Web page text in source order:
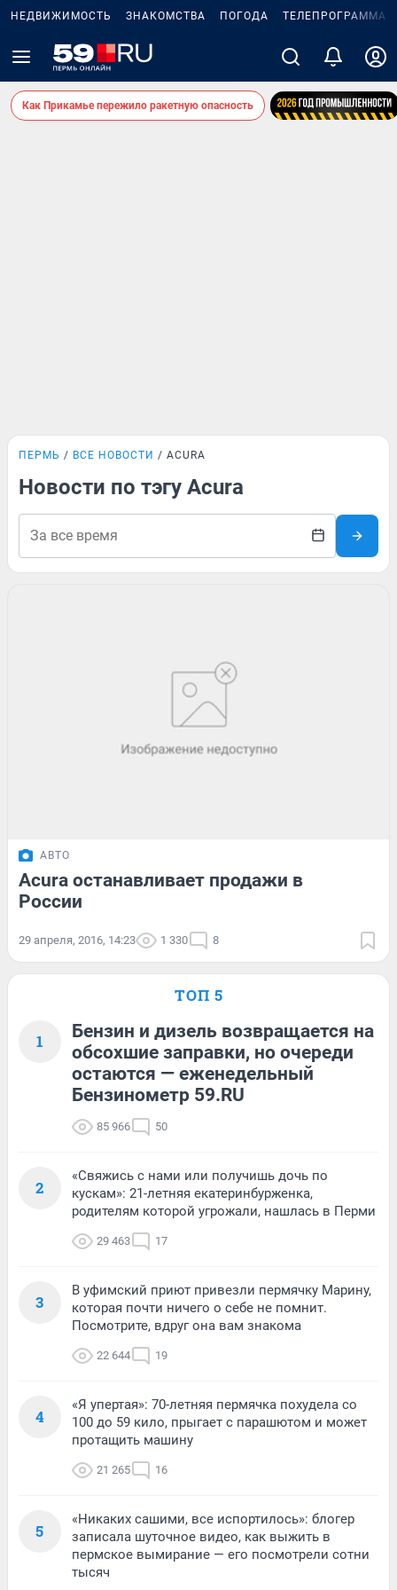
НЕДВИЖИМОСТЬ ЗНАКОМСТВА ПОГОДА ТЕЛЕПРОГРАММА
Как Прикамье пережило ракетную опасность
ПЕРМЬ ВСЕ НОВОСТИ ACURA
Новости по тэгу Acura
АВТО
Acura останавливает продажи в
России
29 апреля, 2016, 14:23 1 330 8
ТОП 5
1
Бензин и дизель возвращается на
обсохшие заправки, но очереди
остаются — еженедельный
Бензинометр 59.RU
85 966 50
2
«Свяжись с нами или получишь дочь по
кускам»: 21-летняя екатеринбурженка,
родителям которой угрожали, нашлась в Перми
29 463 17
3
В уфимский приют привезли пермячку Марину,
которая почти ничего о себе не помнит.
Посмотрите, вдруг она вам знакома
22 644 19
4
«Я упертая»: 70-летняя пермячка похудела со
100 до 59 кило, прыгает с парашютом и может
протащить машину
21 265 16
5
«Никаких сашими, все испортилось»: блогер
записала шуточное видео, как выжить в
пермское вымирание — его посмотрели сотни
тысяч